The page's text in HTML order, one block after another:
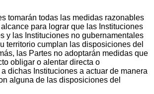
tomarán todas las medidas razonables
para lograr que las Instituciones
y las Instituciones no gubernamentales
territorio cumplan las disposiciones del
las Partes no adoptarán medidas que
obligar o alentar directa o
dichas Instituciones a actuar de manera
alguna de las disposiciones del